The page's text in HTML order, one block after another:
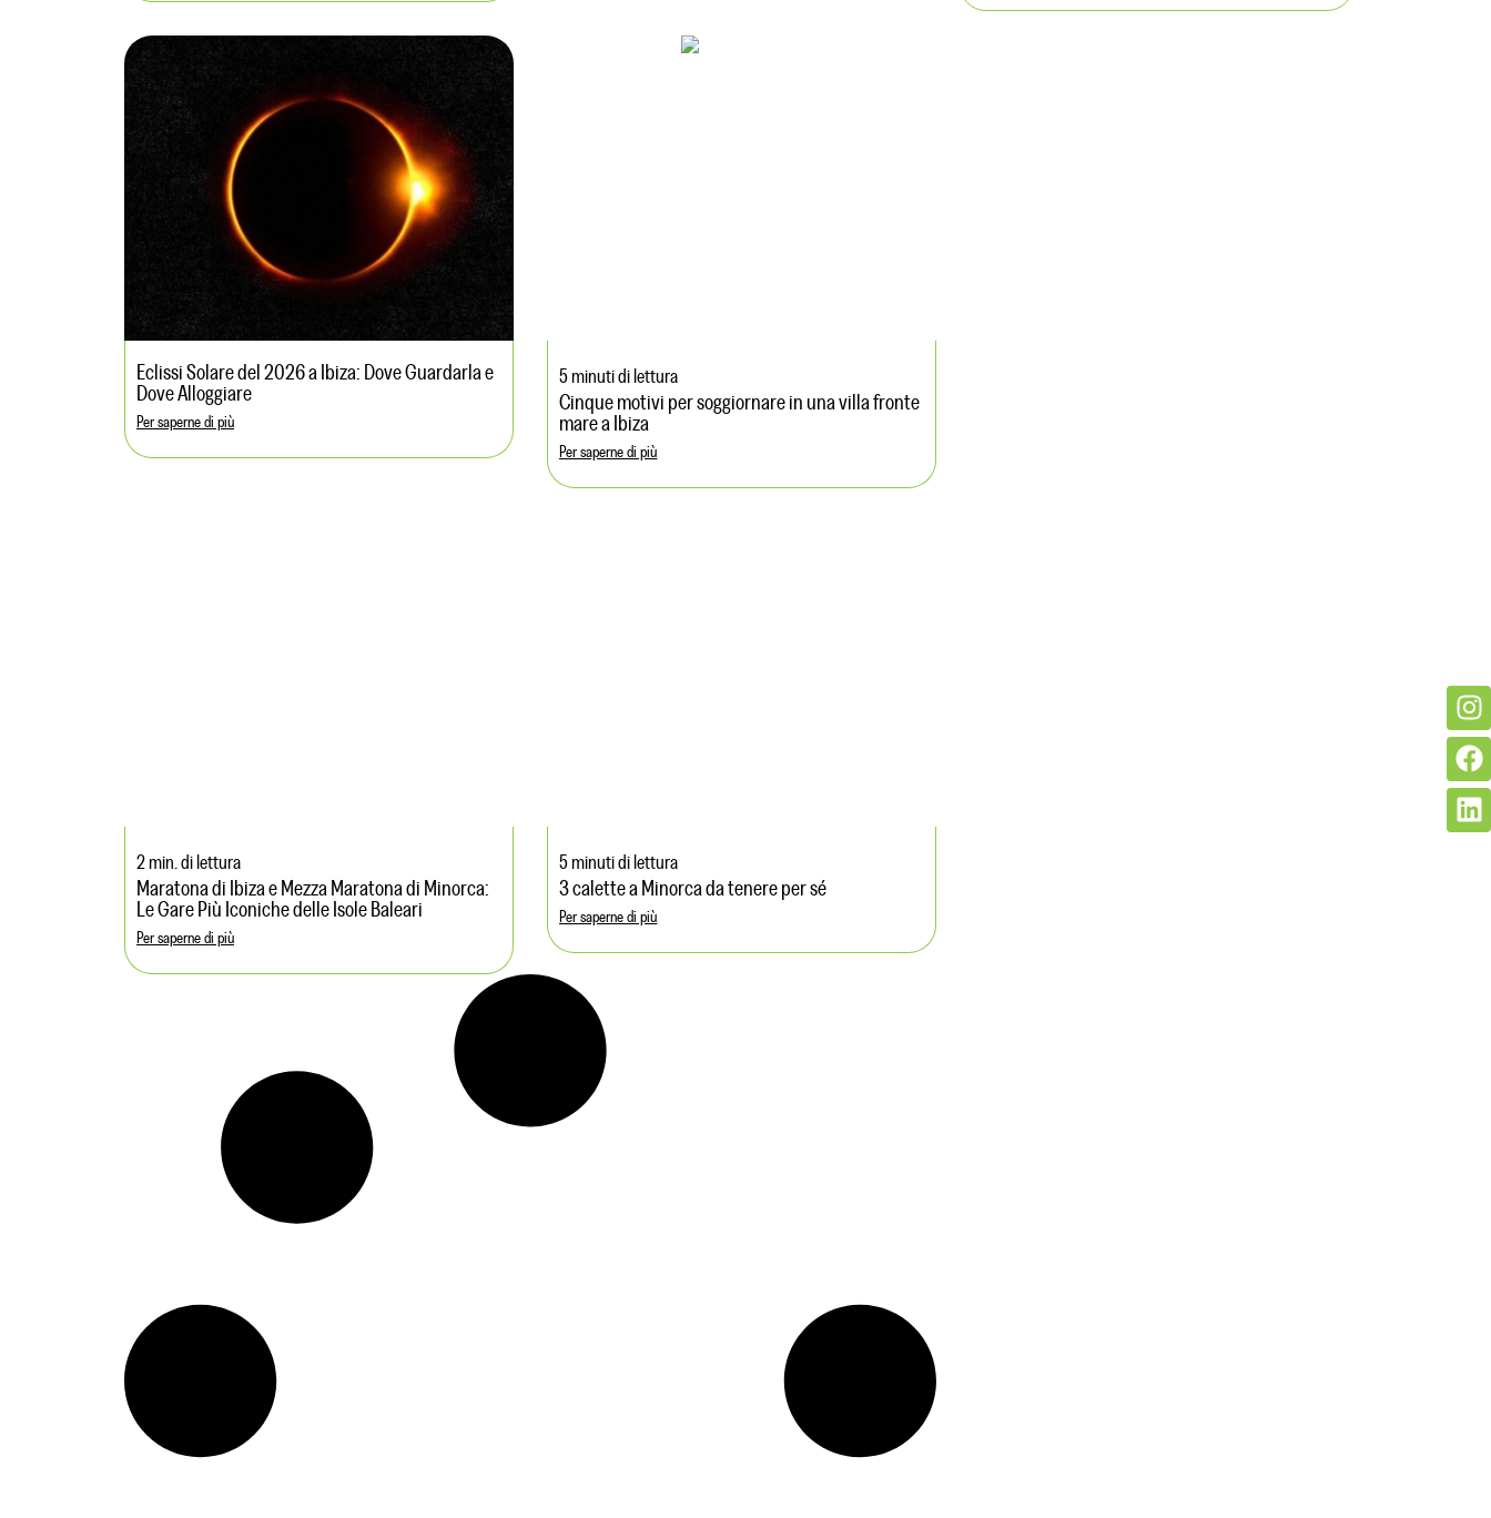
Eclissi Solare del 2026 a Ibiza: Dove Guardarla e
Dove Alloggiare
Per saperne di più
5 minuti di lettura
Cinque motivi per soggiornare in una villa fronte
mare a Ibiza
Per saperne di più
2 min. di lettura
Maratona di Ibiza e Mezza Maratona di Minorca:
Le Gare Più Iconiche delle Isole Baleari
Per saperne di più
5 minuti di lettura
3 calette a Minorca da tenere per sé
Per saperne di più